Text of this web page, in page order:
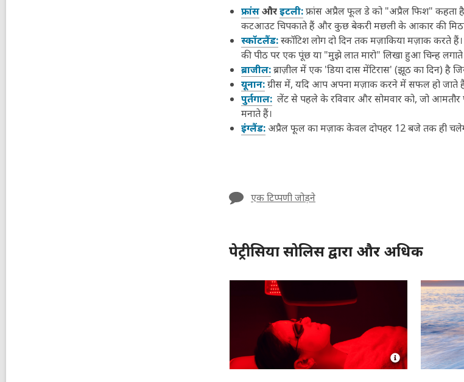
फ्रांसऔरइटली:फ्रांस अप्रैल फूल डे को "अप्रैल फिश" कहता
कटआउट चिपकाते हैं और कुछ बेकरी मछली के आकार की
स्कॉटलैंड:स्कॉटिश लोग दो दिन तक मज़ाकिया मज़ाक करते
की पीठ पर एक पूंछ या "मुझे लात मारो" लिखा हुआ चिन्ह लगाते
ब्राजील:ब्राज़ील में एक 'डिया दास मेंटिरास' (झूठ का दिन) है
यूनान:ग्रीस में, यदि आप अपना मज़ाक करने में सफल हो जाते हैं
पुर्तगाल: लेंट से पहले के रविवार और सोमवार को, जो
मनाते हैं।
इंग्लैंड: अप्रैल फूल का मज़ाक केवल दोपहर 12 बजे तक ही
एक टिप्पणी जोड़ने
पेट्रीसिया सोलिस द्वारा और अधिक
Open